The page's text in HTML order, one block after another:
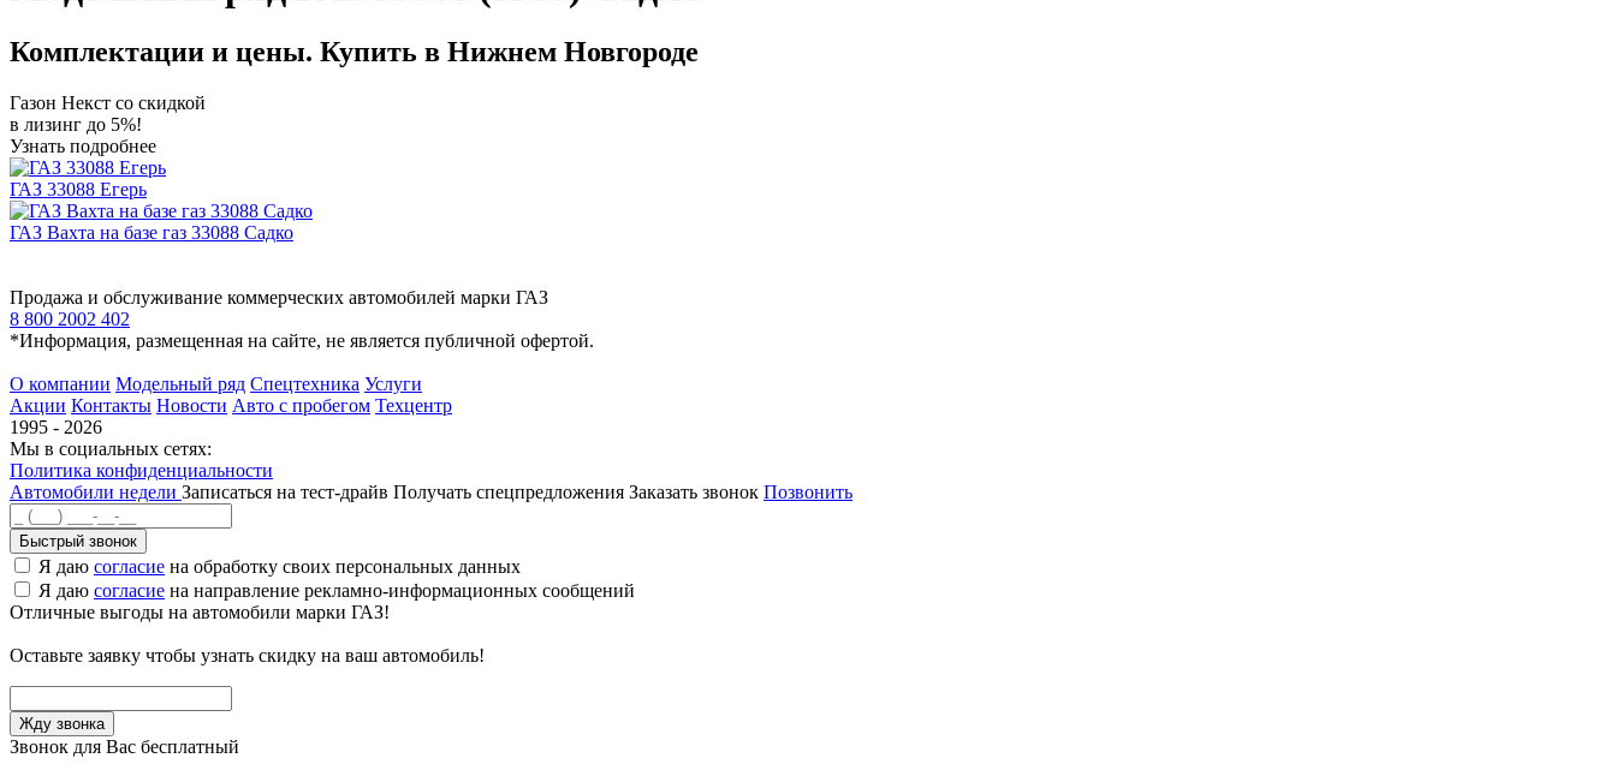
Комплектации и цены. Купить в Нижнем Новгороде
Газон Некст со скидкой
в лизинг до 5%!
Узнать подробнее
ГАЗ 33088 Егерь
ГАЗ Вахта на базе газ 33088 Садко
Продажа и обслуживание коммерческих автомобилей марки ГАЗ
8 800 2002 402
*Информация, размещенная на сайте, не является публичной офертой.
О компании Модельный ряд Спецтехника Услуги
Акции Контакты Новости Авто с пробегом Техцентр
1995 - 2026
Мы в социальных сетях:
Политика конфиденциальности
Автомобили недели Записаться на тест-драйв Получать спецпредложения Заказать звонок Позвонить
Быстрый звонок
Я даю согласие на обработку своих персональных данных
Я даю согласие на направление рекламно-информационных сообщений
Отличные выгоды на автомобили марки ГАЗ!
Оставьте заявку чтобы узнать скидку на ваш автомобиль!
Звонок для Вас бесплатный